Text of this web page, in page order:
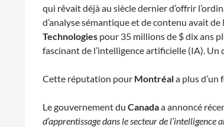
qui rêvait déjà au siècle dernier d’offrir
d’analyse sémantique et de contenu avait de
Technologies pour 35 millions de $ dix ans
fascinant de l’intelligence artificielle (IA).
Cette réputation pour Montréala plus d’un
Le gouvernement du Canadaa annoncé
d’apprentissage dans le secteur de